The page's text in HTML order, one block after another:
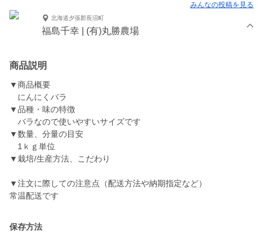
みんなの投稿を見る
北海道夕張郡長沼町
福島千幸 | (有)丸勝農場
商品説明
▼商品概要
にんにくバラ
▼品種・味の特徴
バラなので使いやすいサイズです
▼数量、分量の目安
1ｋｇ単位
▼栽培/生産方法、こだわり
▼注文に際しての注意点（配送方法や納期指定など）
常温配送です
保存方法